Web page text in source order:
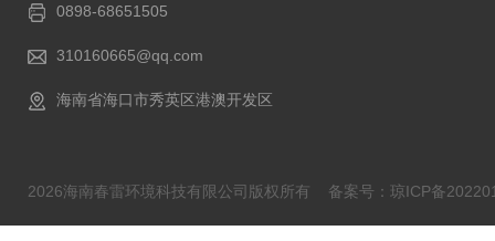
0898-68651505
310160665@qq.com
海南省海口市秀英区港澳开发区
2026海南春雷环境科技有限公司版权所有 备案号：琼ICP备